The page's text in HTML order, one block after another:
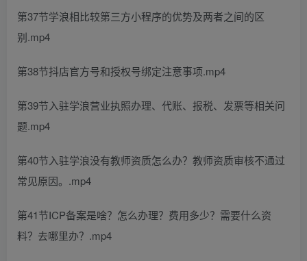
第37节学浪相比较第三方小程序的优势及两者之间的区
别.mp4
第38节抖店官方号和授权号绑定注意事项.mp4
第39节入驻学浪营业执照办理、代账、报税、发票等相关问
题.mp4
第40节入驻学浪没有教师资质怎么办？教师资质审核不通过
常见原因。.mp4
第41节ICP备案是啥？怎么办理？费用多少？需要什么资
料？去哪里办？.mp4